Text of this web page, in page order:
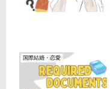
国際結婚・恋愛